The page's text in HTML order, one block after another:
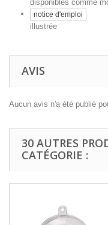
disponibles comme
notice d'emploi
illustrée
AVIS
Aucun avis n'a été publié
30 AUTRES
CATÉGORIE :